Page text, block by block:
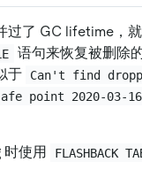
过了 GC lifetime，
语句来恢复被删除
于
Can't find
point 2020-03-16
使用 FLASHBACK